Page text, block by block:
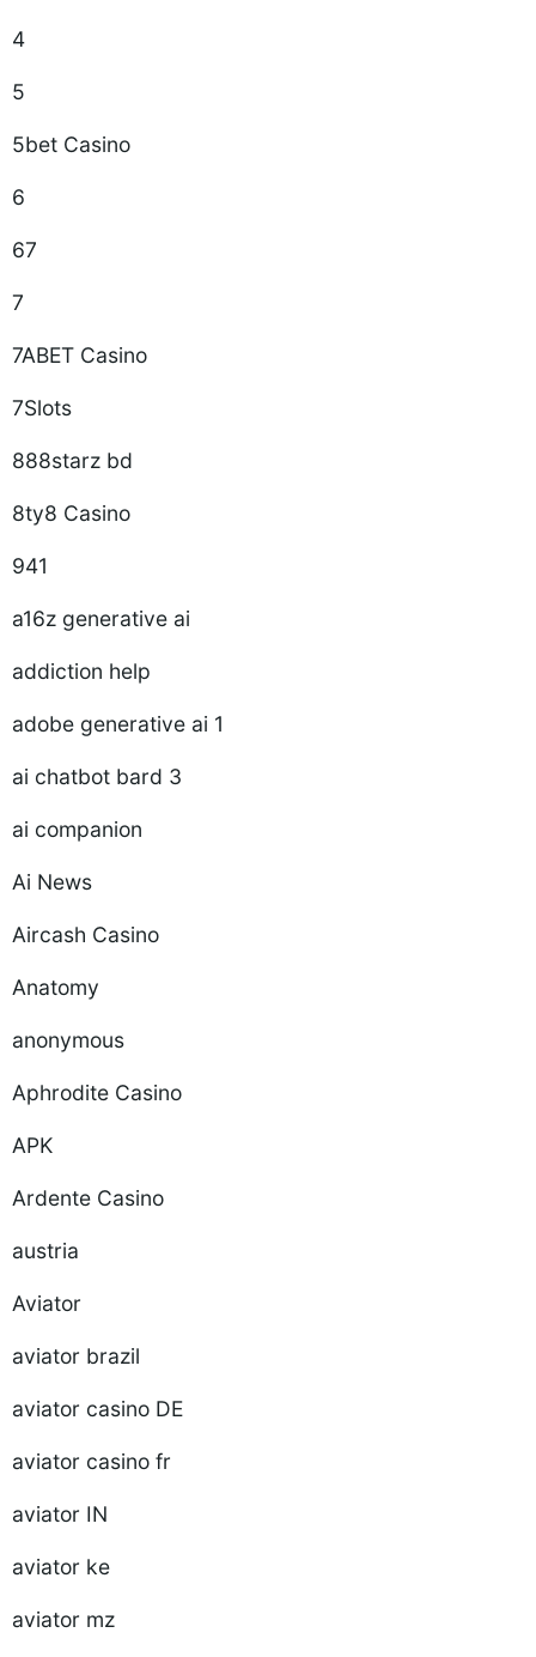
4
5
5bet Casino
6
67
7
7ABET Casino
7Slots
888starz bd
8ty8 Casino
941
a16z generative ai
addiction help
adobe generative ai 1
ai chatbot bard 3
ai companion
Ai News
Aircash Casino
Anatomy
anonymous
Aphrodite Casino
APK
Ardente Casino
austria
Aviator
aviator brazil
aviator casino DE
aviator casino fr
aviator IN
aviator ke
aviator mz